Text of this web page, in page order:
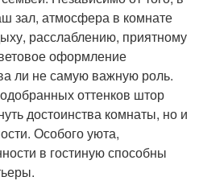
зал, атмосфера в комнате
расслаблению, приятному
оформление
ли не самую важную роль.
оттенков штор
достоинства комнаты, но и
Особого уюта,
в гостиную способны